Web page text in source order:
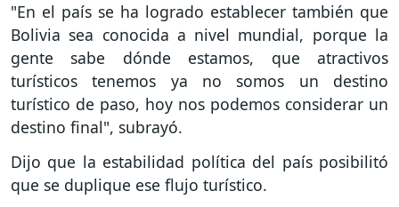
"En el país se ha logrado establecer también que
Bolivia sea conocida a nivel mundial, porque la
gente sabe dónde estamos, que atractivos
turísticos tenemos ya no somos un destino
turístico de paso, hoy nos podemos considerar un
destino final", subrayó.
Dijo que la estabilidad política del país posibilitó
que se duplique ese flujo turístico.